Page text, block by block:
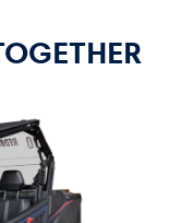
Alle anzeigen